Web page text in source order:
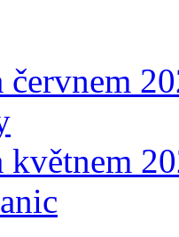
květnem